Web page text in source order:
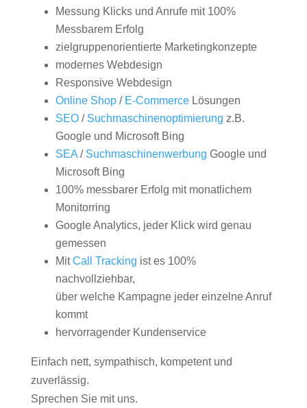
Messung Klicks und Anrufe mit 100%
Messbarem Erfolg
zielgruppenorientierte Marketingkonzepte
modernes Webdesign
Responsive Webdesign
Online Shop/ E-CommerceLösungen
SEO/ Suchmaschinenoptimierung z.B.
Google und Microsoft Bing
SEA/ Suchmaschinenwerbung Google und
Microsoft Bing
100% messbarer Erfolg mit monatlichem
Monitorring
Google Analytics, jeder Klick wird genau
gemessen
MitCall Tracking ist es 100%
nachvollziehbar,
über welche Kampagne jeder einzelne Anruf
kommt
hervorragender Kundenservice
Einfach nett, sympathisch, kompetent und
zuverlässig.
Sprechen Sie mit uns.